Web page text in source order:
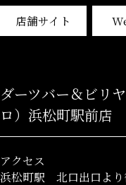
店舗サイト
ダーツバー＆ビリ
ロ）浜松町駅前店
アクセス
浜松町駅 北口出口より